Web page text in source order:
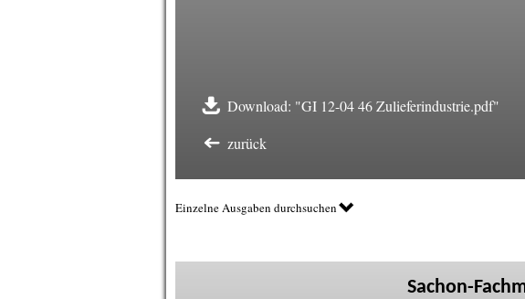
Download: "GI 12-04 46 Zulieferindustrie.pdf"
zurück
Einzelne Ausgaben durchsuchen
Sachon-